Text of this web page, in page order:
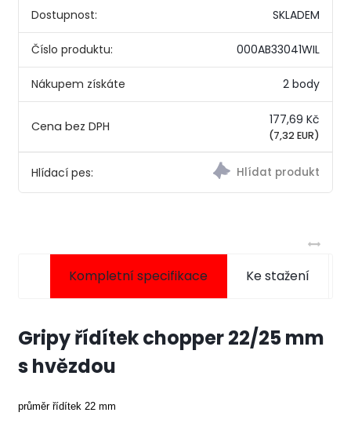
Dostupnost: SKLADEM
Číslo produktu: 000AB33041WIL
Nákupem získáte 2 body
177,69 Kč
(7,32 EUR)
Hlídací pes:
Kompletní specifikace Ke stažení
Gripy řídítek chopper 22/25 mm
s hvězdou
průměr řídítek 22 mm